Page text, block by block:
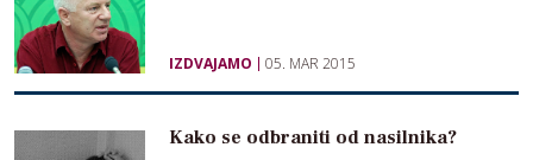
IZDVAJAMO 05. MAR 2015
Kako se odbraniti od nasilnika?